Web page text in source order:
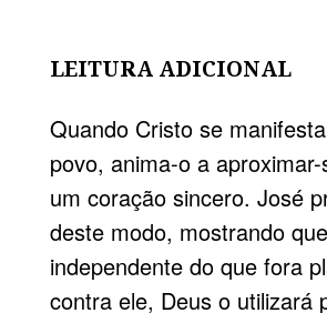
LEITURA ADICIONAL
Quando Cristo se
povo, anima-o a
um coração sincero. José
deste modo, mostrando que
independente do que fora
contra ele, Deus o utilizará